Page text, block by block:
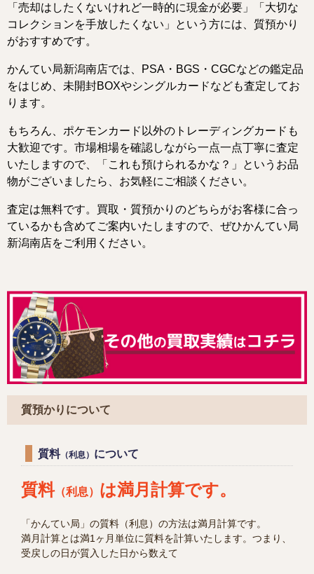
「売却はしたくないけれど一時的に現金が必要」「大切な
コレクションを手放したくない」という方には、質預かり
がおすすめです。
かんてい局新潟南店では、PSA・BGS・CGCなどの鑑定品
をはじめ、未開封BOXやシングルカードなども査定してお
ります。
もちろん、ポケモンカード以外のトレーディングカードも
大歓迎です。市場相場を確認しながら一点一点丁寧に査定
いたしますので、「これも預けられるかな？」というお品
物がございましたら、お気軽にご相談ください。
査定は無料です。買取・質預かりのどちらがお客様に合っ
ているかも含めてご案内いたしますので、ぜひかんてい局
新潟南店をご利用ください。
質預かりについて
質料（利息） について
質料（利息） は満月計算です。
「かんてい局」の質料（利息）の方法は満月計算です。
満月計算とは満1ヶ月単位に質料を計算いたします。つまり、
受戻しの日が質入した日から数えて